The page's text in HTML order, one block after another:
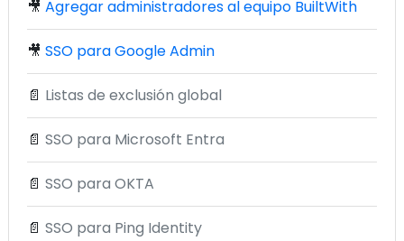
🎥 Agregar administradores al equipo BuiltWith
🎥 SSO para Google Admin
📄 Listas de exclusión global
📄 SSO para Microsoft Entra
📄 SSO para OKTA
📄 SSO para Ping Identity